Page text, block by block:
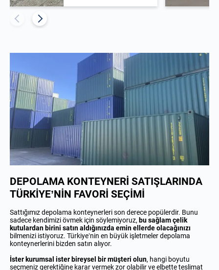
DEPOLAMA KONTEYNERİ SATIŞLARINDA
TÜRKİYE’NİN FAVORİ SEÇİMİ
Sattığımız depolama konteynerleri son derece popülerdir. Bunu
sadece kendimizi övmek için söylemiyoruz, bu sağlam çelik
kutulardan birini satın aldığınızda emin ellerde olacağınızı
bilmenizi istiyoruz. Türkiye’nin en büyük işletmeler depolama
konteynerlerini bizden satın alıyor.
İster kurumsal ister bireysel bir müşteri olun, hangi boyutu
seçmeniz gerektiğine karar vermek zor olabilir ve elbette teslimat